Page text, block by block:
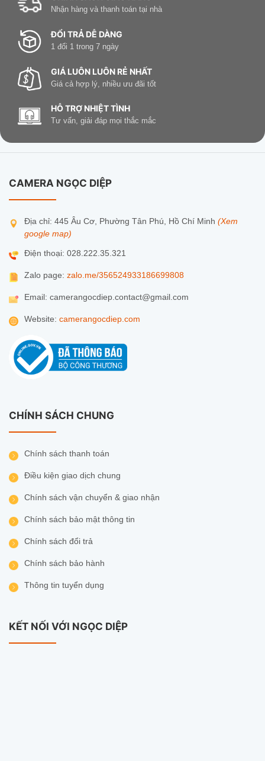
Nhận hàng và thanh toán tại nhà
ĐỔI TRẢ DỄ DÀNG
1 đổi 1 trong 7 ngày
GIÁ LUÔN LUÔN RẺ NHẤT
Giá cả hợp lý, nhiều ưu đãi tốt
HỖ TRỢ NHIỆT TÌNH
Tư vấn, giải đáp mọi thắc mắc
CAMERA NGỌC DIỆP
Địa chỉ: 445 Âu Cơ, Phường Tân Phú, Hồ Chí Minh (Xem
google map)
Điện thoại: 028.222.35.321
Zalo page: zalo.me/356524933186699808
Email: camerangocdiep.contact@gmail.com
Website: camerangocdiep.com
CHÍNH SÁCH CHUNG
Chính sách thanh toán
Điều kiện giao dịch chung
Chính sách vận chuyển & giao nhận
Chính sách bảo mật thông tin
Chính sách đổi trả
Chính sách bảo hành
Thông tin tuyển dụng
KẾT NỐI VỚI NGỌC DIỆP